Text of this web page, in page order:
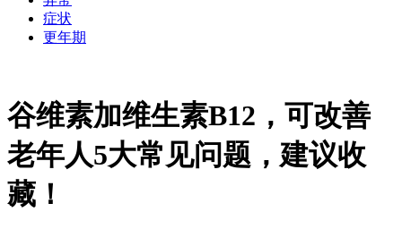
症状
更年期
谷维素加维生素B12，可改善
老年人5大常见问题，建议收
藏！